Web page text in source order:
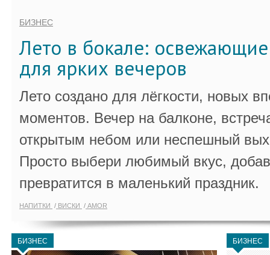
БИЗНЕС
Лето в бокале:
для ярких вечеров
Лето создано для лёгкости, новых
моментов. Вечер на балконе,
открытым небом или неспешный
Просто выбери любимый вкус,
превратится в маленький праздник.
НАПИТКИ ВИСКИ AMOR
БИЗНЕС БИЗНЕС